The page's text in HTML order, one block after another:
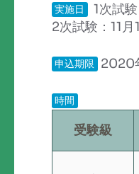
実施日
1次試
2次試験：11月
申込期限 2020
時間
受験級